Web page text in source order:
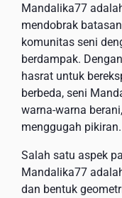
Mandalika77
mendobrak
komunitas seni
berdampak.
hasrat untuk
berbeda, seni
warna-warna
menggugah pikiran.
Salah satu aspek
Mandalika77
dan bentuk